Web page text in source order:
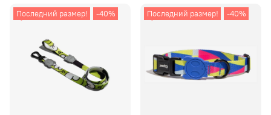
Последний размер! -40% Последний размер! -40%